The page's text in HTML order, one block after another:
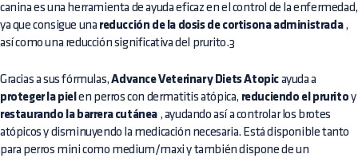
canina es una herramienta de ayuda eficaz en el control de la enfermedad,
ya que consigue una reducción de la dosis de cortisona administrada,
así como una reducción significativa del prurito.3
Gracias a sus fórmulas,Advance Veterinary Diets Atopic ayuda a
proteger la piel en perros con dermatitis atópica, reduciendo el prurito y
restaurando la barrera cutánea , ayudando así a controlar los brotes
atópicos y disminuyendo la medicación necesaria. Está disponible tanto
para perros mini como medium/maxi y también dispone de un